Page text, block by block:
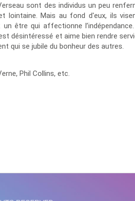
sont des individus un peu
lointaine. Mais au fond d'eux, ils
être qui affectionne l’indépendance.
désintéressé et aime bien rendre
qui se jubile du bonheur des autres.
Phil Collins, etc.